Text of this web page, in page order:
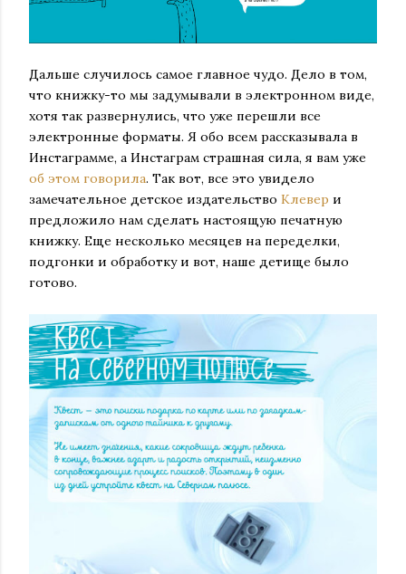
Дальше случилось самое главное чудо. Дело в том,
что книжку-то мы задумывали в электронном виде,
хотя так развернулись, что уже перешли все
электронные форматы. Я обо всем рассказывала в
Инстаграмме, а Инстаграм страшная сила, я вам уже
об этом говорила. Так вот, все это увидело
замечательное детское издательство Клевер и
предложило нам сделать настоящую печатную
книжку. Еще несколько месяцев на переделки,
подгонки и обработку и вот, наше детище было
готово.